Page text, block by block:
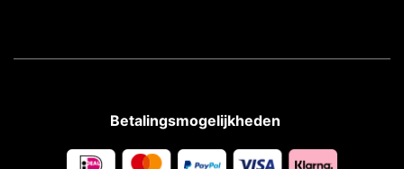
Betalingsmogelijkheden